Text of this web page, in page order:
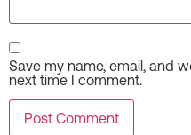
Save my name, email, and
next time I comment.